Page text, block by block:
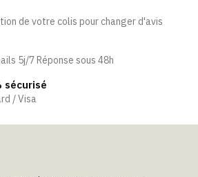
de votre colis pour changer d'avis
5j/7 Réponse sous 48h
sécurisé
/ Visa